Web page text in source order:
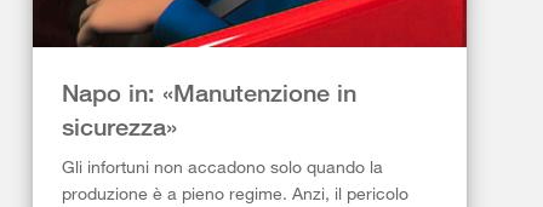
Napo in: «Manutenzione in
sicurezza»
Gli infortuni non accadono solo quando la
produzione è a pieno regime. Anzi, il pericolo